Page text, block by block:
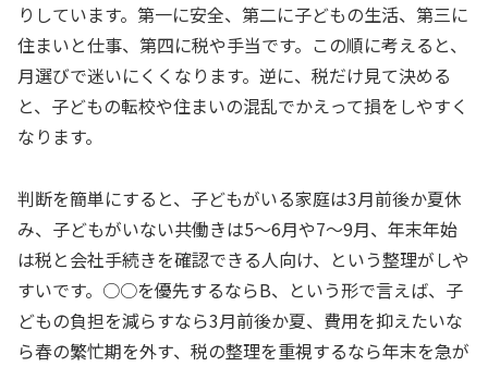
りしています。第一に安全、第二に子どもの生活、第三に
住まいと仕事、第四に税や手当です。この順に考えると、
月選びで迷いにくくなります。逆に、税だけ見て決める
と、子どもの転校や住まいの混乱でかえって損をしやすく
なります。
判断を簡単にすると、子どもがいる家庭は3月前後か夏休
み、子どもがいない共働きは5〜6月や7〜9月、年末年始
は税と会社手続きを確認できる人向け、という整理がしや
すいです。○○を優先するならB、という形で言えば、子
どもの負担を減らすなら3月前後か夏、費用を抑えたいな
ら春の繁忙期を外す、税の整理を重視するなら年末を急が